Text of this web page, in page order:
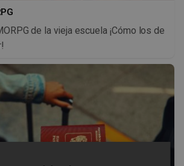
de la vieja escuela ¡Cómo los de